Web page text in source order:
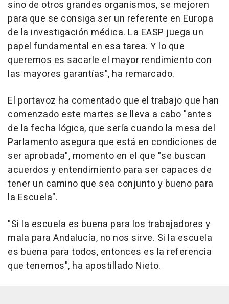
sino de otros grandes organismos, se mejoren
para que se consiga ser un referente en Europa
de la investigación médica. La EASP juega un
papel fundamental en esa tarea. Y lo que
queremos es sacarle el mayor rendimiento con
las mayores garantías", ha remarcado.
El portavoz ha comentado que el trabajo que han
comenzado este martes se lleva a cabo "antes
de la fecha lógica, que sería cuando la mesa del
Parlamento asegura que está en condiciones de
ser aprobada", momento en el que "se buscan
acuerdos y entendimiento para ser capaces de
tener un camino que sea conjunto y bueno para
la Escuela".
"Si la escuela es buena para los trabajadores y
mala para Andalucía, no nos sirve. Si la escuela
es buena para todos, entonces es la referencia
que tenemos", ha apostillado Nieto.